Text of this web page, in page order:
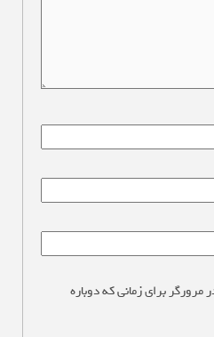
برای زمانی که دوباره